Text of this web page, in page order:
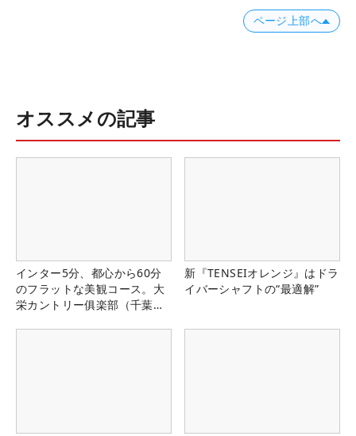
ページ上部へ
オススメの記事
インター5分、都心から60分
のフラットな美観コース。大
栄カントリー俱楽部（千葉
新『TENSEIオレンジ』はドラ
イバーシャフトの“最適解”